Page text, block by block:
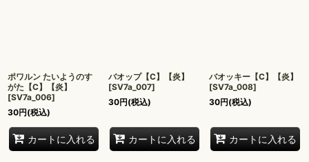
ポワルン たいようのす
がた【C】【炎】
[SV7a_006]
30円(税込)
カートに入れる
バオップ【C】【炎】
[SV7a_007]
30円(税込)
カートに入れる
バオッキー【C】【炎】
[SV7a_008]
30円(税込)
カートに入れる